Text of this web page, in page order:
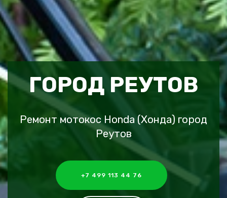
ГОРОД РЕУТОВ
Ремонт мотокос Honda (Хонда) город
Реутов
+7 499 113 44 76